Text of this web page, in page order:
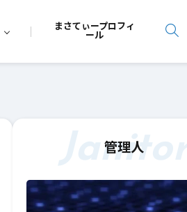
まさてぃープロフィ
ール
管理人
Janitor